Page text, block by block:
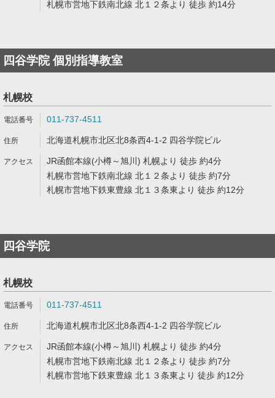
札幌市営地下鉄南北線 北１２条より 徒歩 約14分
四谷学院 個別指導教室
札幌校
011-737-4511
北海道札幌市北区北8条西4-1-2 四谷学院ビル
JR函館本線(小樽～旭川) 札幌より 徒歩 約4分
札幌市営地下鉄南北線 北１２条より 徒歩 約7分
札幌市営地下鉄東豊線 北１３条東より 徒歩 約12分
四谷学院
札幌校
011-737-4511
北海道札幌市北区北8条西4-1-2 四谷学院ビル
JR函館本線(小樽～旭川) 札幌より 徒歩 約4分
札幌市営地下鉄南北線 北１２条より 徒歩 約7分
札幌市営地下鉄東豊線 北１３条東より 徒歩 約12分